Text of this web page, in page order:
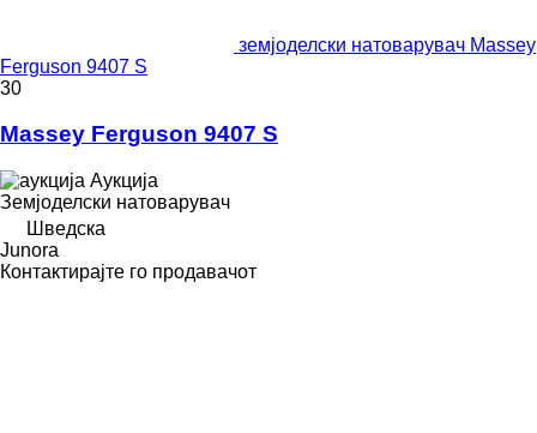
земјоделски натоварувач Massey
Ferguson 9407 S
30
Massey Ferguson 9407 S
Аукција
Земјоделски натоварувач
Шведска
Junora
Контактирајте го продавачот